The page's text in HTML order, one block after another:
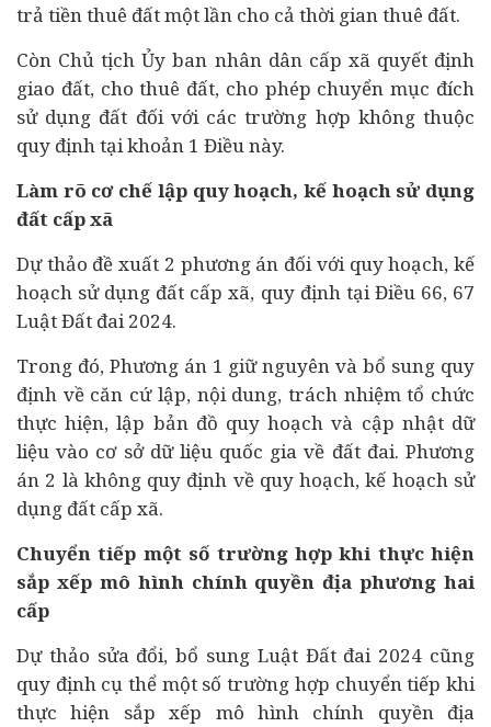
trả tiền thuê đất một lần cho cả thời gian thuê đất.
Còn Chủ tịch Ủy ban nhân dân cấp xã quyết định
giao đất, cho thuê đất, cho phép chuyển mục đích
sử dụng đất đối với các trường hợp không thuộc
quy định tại khoản 1 Điều này.
Làm rõ cơ chế lập quy hoạch, kế hoạch sử dụng
đất cấp xã
Dự thảo đề xuất 2 phương án đối với quy hoạch, kế
hoạch sử dụng đất cấp xã, quy định tại Điều 66, 67
Luật Đất đai 2024.
Trong đó, Phương án 1 giữ nguyên và bổ sung quy
định về căn cứ lập, nội dung, trách nhiệm tổ chức
thực hiện, lập bản đồ quy hoạch và cập nhật dữ
liệu vào cơ sở dữ liệu quốc gia về đất đai. Phương
án 2 là không quy định về quy hoạch, kế hoạch sử
dụng đất cấp xã.
Chuyển tiếp một số trường hợp khi thực hiện
sắp xếp mô hình chính quyền địa phương hai
cấp
Dự thảo sửa đổi, bổ sung Luật Đất đai 2024 cũng
quy định cụ thể một số trường hợp chuyển tiếp khi
thực hiện sắp xếp mô hình chính quyền địa